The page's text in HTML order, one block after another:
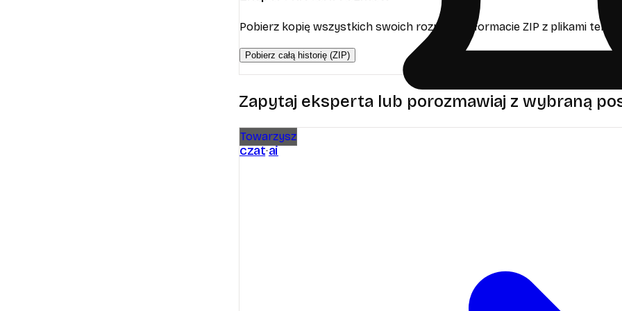
Pobierz kopię wszystkich swoich rozmów w formacie ZIP z plikami
Pobierz całą historię (ZIP)
Zapytaj eksperta lub porozmawiaj z wybraną
Towarzysz
czat ai